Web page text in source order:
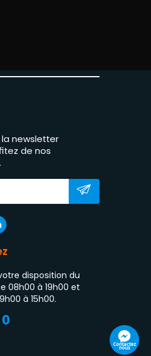
newsletter
de nos
disposition du
08h00 à 19h00 et
à 15h00.
Contactez
nous